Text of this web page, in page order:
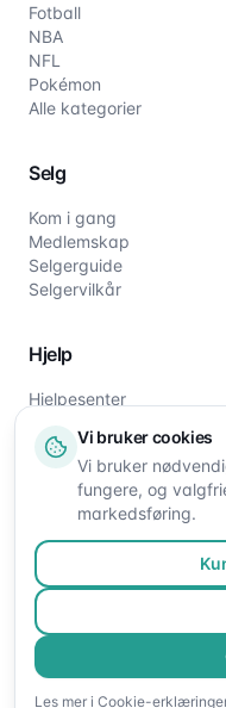
Fotball
NBA
NFL
Pokémon
Alle kategorier
Selg
Kom i gang
Medlemskap
Selgerguide
Selgervilkår
Hjelp
Hjelpesenter
Om oss
Kontakt oss
©2026
Vi bruker cookies
Vi bruker
fungere, og
markedsføring.
Les mer i Cookie-